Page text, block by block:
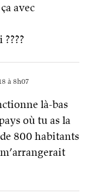
avec
à 8h07
là-bas
où tu as la
800 habitants